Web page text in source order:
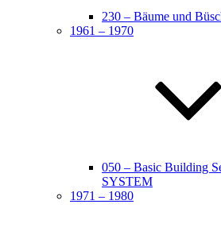
230 – Bäume und
1961 – 1970
050 – Basic Building
SYSTEM
1971 – 1980